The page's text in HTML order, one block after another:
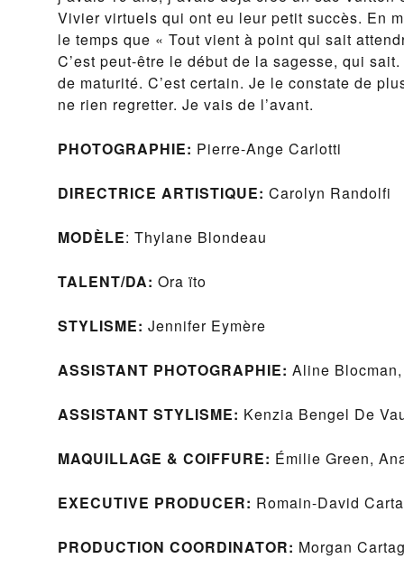
Vivier virtuels qui ont eu leur petit succès. En
le temps que « Tout vient à point qui sait
C’est peut-être le début de la sagesse, qui
de maturité. C’est certain. Je le constate de
ne rien regretter. Je vais de l’avant.
PHOTOGRAPHIE: Pierre-Ange Carlotti
DIRECTRICE ARTISTIQUE: Carolyn Randolfi
MODÈLE: Thylane Blondeau
TALENT/DA: Ora ïto
STYLISME: Jennifer Eymère
ASSISTANT PHOTOGRAPHIE: Aline
ASSISTANT STYLISME: Kenzia Bengel De
MAQUILLAGE & COIFFURE: Émilie Green,
EXECUTIVE PRODUCER: Romain-David
PRODUCTION COORDINATOR: Morgan